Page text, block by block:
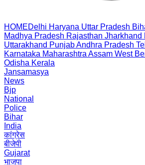
HOMEDelhi Haryana Uttar Pradesh
Madhya Pradesh Rajasthan Jharkhand
Uttarakhand PunjabAndhra Pradesh
Karnataka Maharashtra Assam West
Odisha Kerala
Jansamasya
News
Bjp
National
Police
Bihar
India
कांग्रेस
बीजेपी
Gujarat
भाजपा